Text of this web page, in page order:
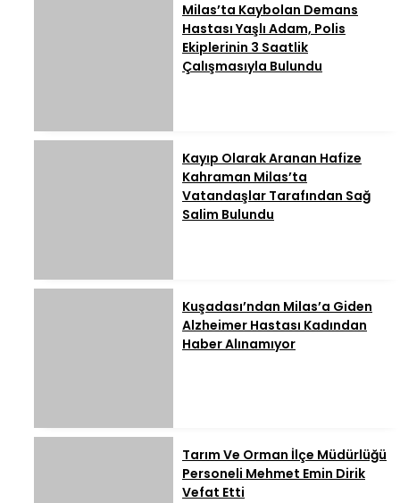
Milas’ta Kaybolan Demans
Hastası Yaşlı Adam, Polis
Ekiplerinin 3 Saatlik
Çalışmasıyla Bulundu
Kayıp Olarak Aranan Hafize
Kahraman Milas’ta
Vatandaşlar Tarafından Sağ
Salim Bulundu
Kuşadası’ndan Milas’a Giden
Alzheimer Hastası Kadından
Haber Alınamıyor
Tarım Ve Orman İlçe Müdürlüğü
Personeli Mehmet Emin Dirik
Vefat Etti